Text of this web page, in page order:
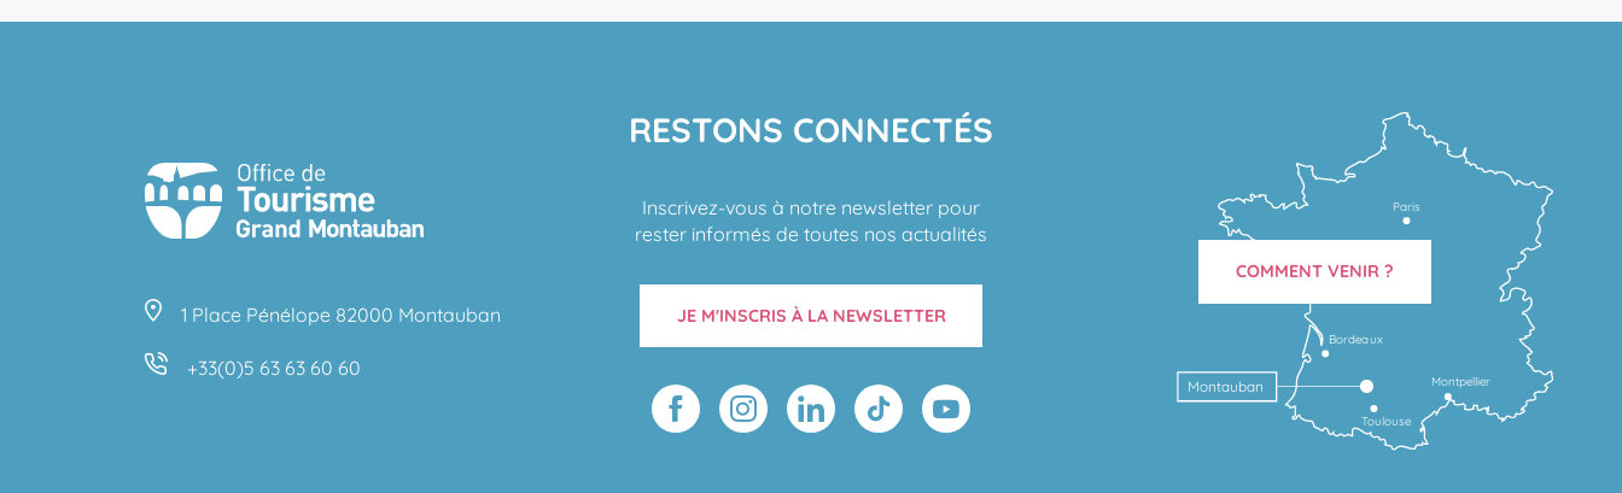
1 Place Pénélope 82000 Montauban
+33(0)5 63 63 60 60
RESTONS CONNECTÉS
Inscrivez-vous à notre newsletter pour
rester informés de toutes nos actualités
JE M'INSCRIS À LA NEWSLETTER
Toulouse
Montpellier
Bordeaux
Montauban
Paris
COMMENT VENIR ?